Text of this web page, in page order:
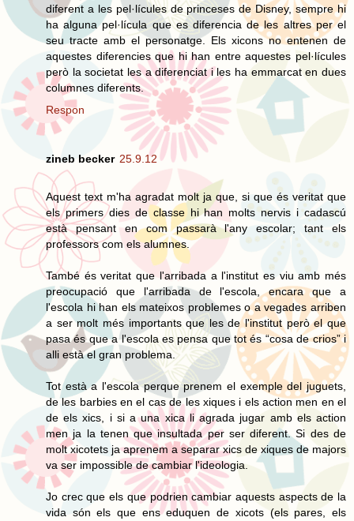
diferent a les pel·lícules de princeses de Disney, sempre hi
ha alguna pel·lícula que es diferencia de les altres per el
seu tracte amb el personatge. Els xicons no entenen de
aquestes diferencies que hi han entre aquestes pel·lícules
però la societat les a diferenciat i les ha emmarcat en dues
columnes diferents.
Respon
zineb becker 25.9.12
Aquest text m'ha agradat molt ja que, si que és veritat que
els primers dies de classe hi han molts nervis i cadascú
està pensant en com passarà l'any escolar; tant els
professors com els alumnes.
També és veritat que l'arribada a l'institut es viu amb més
preocupació que l'arribada de l'escola, encara que a
l'escola hi han els mateixos problemes o a vegades arriben
a ser molt més importants que les de l'institut però el que
pasa és que a l'escola es pensa que tot és “cosa de crios” i
alli està el gran problema.
Tot està a l'escola perque prenem el exemple del juguets,
de les barbies en el cas de les xiques i els action men en el
de els xics, i si a una xica li agrada jugar amb els action
men ja la tenen que insultada per ser diferent. Si des de
molt xicotets ja aprenem a separar xics de xiques de majors
va ser impossible de cambiar l'ideologia.
Jo crec que els que podrien cambiar aquests aspects de la
vida són els que ens eduquen de xicots (els pares, els